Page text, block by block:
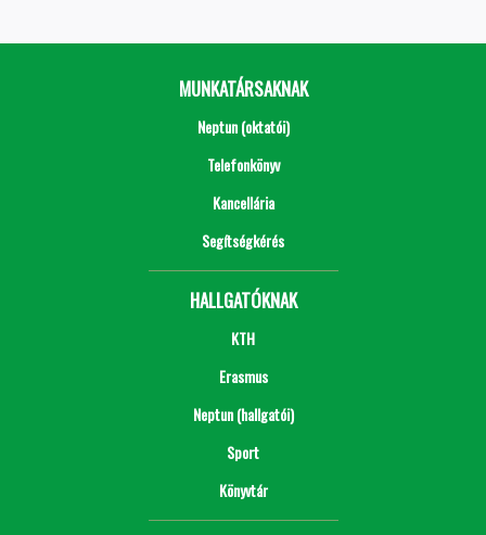
MUNKATÁRSAKNAK
Neptun (oktatói)
Telefonkönyv
Kancellária
Segítségkérés
HALLGATÓKNAK
KTH
Erasmus
Neptun (hallgatói)
Sport
Könyvtár